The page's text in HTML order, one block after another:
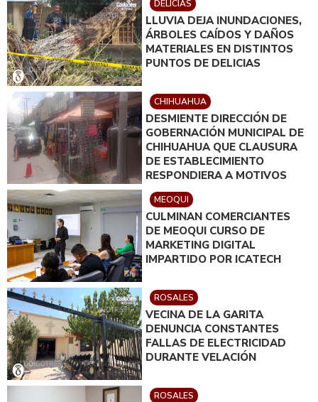
DELICIAS
LLUVIA DEJA INUNDACIONES,
ÁRBOLES CAÍDOS Y DAÑOS
MATERIALES EN DISTINTOS
PUNTOS DE DELICIAS
CHIHUAHUA
DESMIENTE DIRECCIÓN DE
GOBERNACIÓN MUNICIPAL DE
CHIHUAHUA QUE CLAUSURA
DE ESTABLECIMIENTO
RESPONDIERA A MOTIVOS
POLÍTICOS
MEOQUI
CULMINAN COMERCIANTES
DE MEOQUI CURSO DE
MARKETING DIGITAL
IMPARTIDO POR ICATECH
ROSALES
VECINA DE LA GARITA
DENUNCIA CONSTANTES
FALLAS DE ELECTRICIDAD
DURANTE VELACIÓN
ROSALES